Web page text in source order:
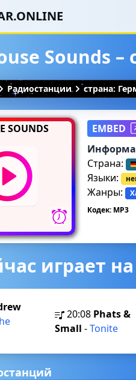
Sounds
Радиостанции страна:
SOUNDS
EMBED
Страна:
Языки:
Жанры:
Кодек: MP3
играет
20:08 Phats &
Small -Tonite